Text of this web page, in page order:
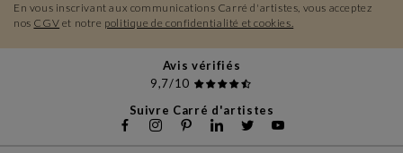
En vous inscrivant aux communications Carré d'artistes, vous acceptez
nos CGV et notre politique de confidentialité et cookies.
Avis vérifiés
9,7/10
Suivre Carré d'artistes